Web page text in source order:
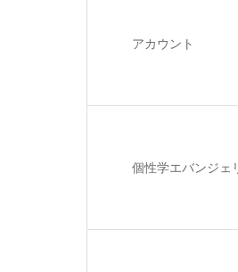
アカウント
個性学エバンジェ